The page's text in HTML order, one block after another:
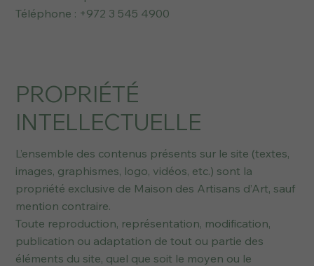
Téléphone : +972 3 545 4900
PROPRIÉTÉ
INTELLECTUELLE
L’ensemble des contenus présents sur le site (textes,
images, graphismes, logo, vidéos, etc.) sont la
propriété exclusive de Maison des Artisans d’Art, sauf
mention contraire.
Toute reproduction, représentation, modification,
publication ou adaptation de tout ou partie des
éléments du site, quel que soit le moyen ou le